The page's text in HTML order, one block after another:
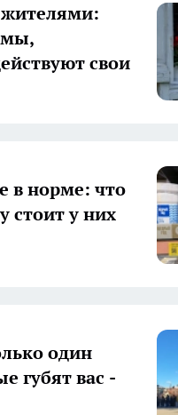
жителями:
мы,
свои
в норме: что
стоит у них
один
губят вас -